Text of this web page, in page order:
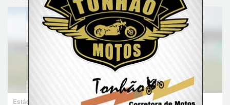
Estádio Ferreira Lima abadonado pela prefeitura